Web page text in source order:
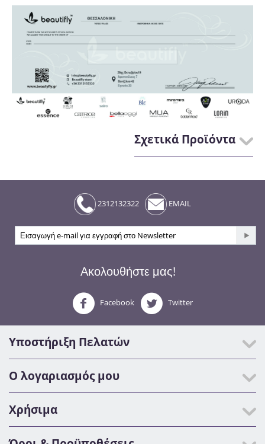
Σχετικά Προϊόντα
2312132322 EMAIL
Ακολουθήστε μας!
Facebook Twitter
Υποστήριξη Πελατών
Ο λογαριασμός μου
Χρήσιμα